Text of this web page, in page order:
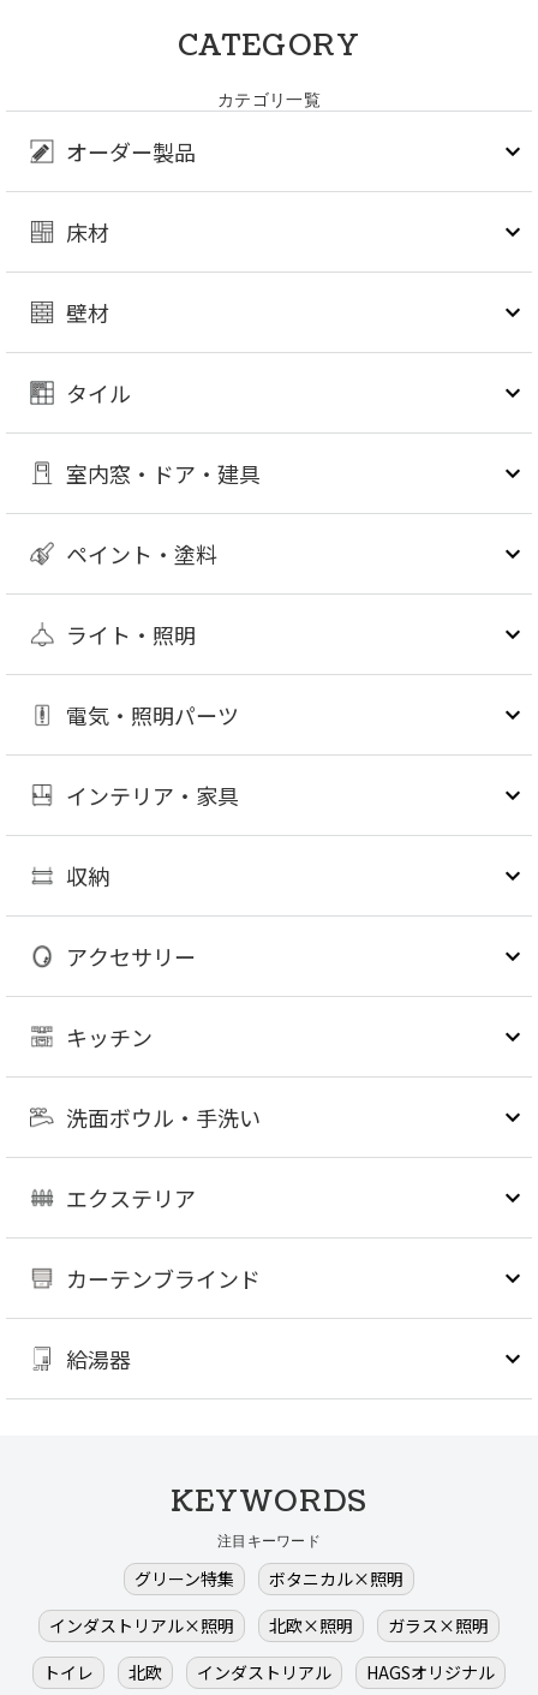
CATEGORY
カテゴリ一覧
オーダー製品
床材
壁材
タイル
室内窓・ドア・建具
ペイント・塗料
ライト・照明
電気・照明パーツ
インテリア・家具
収納
アクセサリー
キッチン
洗面ボウル・手洗い
エクステリア
カーテンブラインド
給湯器
KEYWORDS
注目キーワード
グリーン特集
ボタニカル×照明
インダストリアル×照明
北欧×照明
ガラス×照明
トイレ
北欧 インダストリアル
HAGSオリジナル